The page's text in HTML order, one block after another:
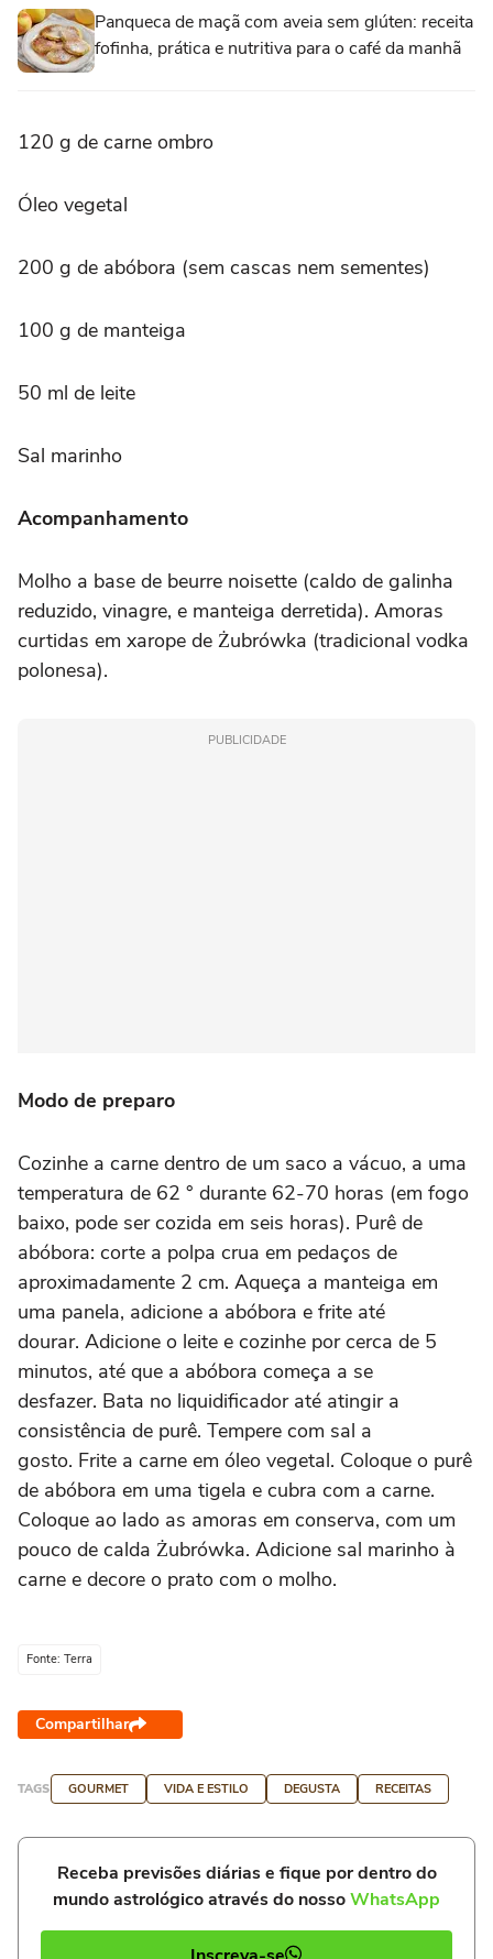
Panqueca de maçã com aveia sem glúten: receita
fofinha, prática e nutritiva para o café da manhã
120 g de carne ombro
Óleo vegetal
200 g de abóbora (sem cascas nem sementes)
100 g de manteiga
50 ml de leite
Sal marinho
Acompanhamento
Molho a base de beurre noisette (caldo de galinha
reduzido, vinagre, e manteiga derretida). Amoras
curtidas em xarope de Żubrówka (tradicional vodka
polonesa).
PUBLICIDADE
Modo de preparo
Cozinhe a carne dentro de um saco a vácuo, a uma
temperatura de 62 ° durante 62-70 horas (em fogo
baixo, pode ser cozida em seis horas). Purê de
abóbora: corte a polpa crua em pedaços de
aproximadamente 2 cm. Aqueça a manteiga em
uma panela, adicione a abóbora e frite até
dourar. Adicione o leite e cozinhe por cerca de 5
minutos, até que a abóbora começa a se
desfazer. Bata no liquidificador até atingir a
consistência de purê. Tempere com sal a
gosto. Frite a carne em óleo vegetal. Coloque o purê
de abóbora em uma tigela e cubra com a carne.
Coloque ao lado as amoras em conserva, com um
pouco de calda Żubrówka. Adicione sal marinho à
carne e decore o prato com o molho.
Fonte: Terra
Compartilhar
TAGS GOURMET VIDA E ESTILO DEGUSTA RECEITAS
Receba previsões diárias e fique por dentro do
mundo astrológico através do nossoWhatsApp